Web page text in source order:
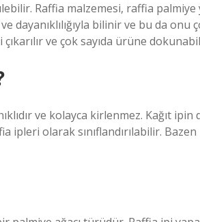
Raffia malzemesi, raffia
dayanıklılığıyla bilinir ve bu da onu
ve çok sayıda ürüne
ve kolayca kirlenmez. Kağıt
ipleri olarak sınıflandırılabilir.